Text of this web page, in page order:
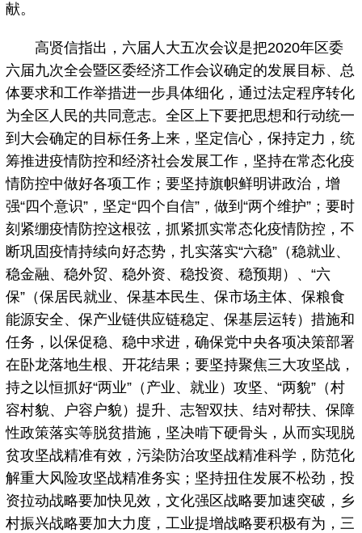
献。
高贤信指出，六届人大五次会议是把2020年区委
六届九次全会暨区委经济工作会议确定的发展目标、总
体要求和工作举措进一步具体细化，通过法定程序转化
为全区人民的共同意志。全区上下要把思想和行动统一
到大会确定的目标任务上来，坚定信心，保持定力，统
筹推进疫情防控和经济社会发展工作，坚持在常态化疫
情防控中做好各项工作；要坚持旗帜鲜明讲政治，增
强“四个意识”，坚定“四个自信”，做到“两个维护”；要时
刻紧绷疫情防控这根弦，抓紧抓实常态化疫情防控，不
断巩固疫情持续向好态势，扎实落实“六稳”（稳就业、
稳金融、稳外贸、稳外资、稳投资、稳预期）、“六
保”（保居民就业、保基本民生、保市场主体、保粮食
能源安全、保产业链供应链稳定、保基层运转）措施和
任务，以保促稳、稳中求进，确保党中央各项决策部署
在卧龙落地生根、开花结果；要坚持聚焦三大攻坚战，
持之以恒抓好“两业”（产业、就业）攻坚、“两貌”（村
容村貌、户容户貌）提升、志智双扶、结对帮扶、保障
性政策落实等脱贫措施，坚决啃下硬骨头，从而实现脱
贫攻坚战精准有效，污染防治攻坚战精准科学，防范化
解重大风险攻坚战精准务实；坚持扭住发展不松劲，投
资拉动战略要加快见效，文化强区战略要加速突破，乡
村振兴战略要加大力度，工业提增战略要积极有为，三